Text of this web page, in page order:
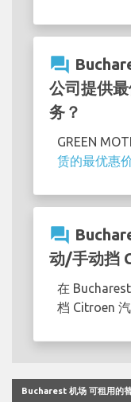
question_answer
公司提供
务？
GREEN
赁的最优惠
question_answer
动/手动挡
在
档 Citroen 汽
Bucharest 机场 可租用的